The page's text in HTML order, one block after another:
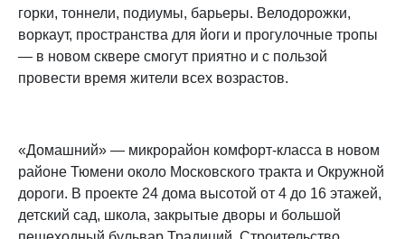
горки, тоннели, подиумы, барьеры. Велодорожки,
воркаут, пространства для йоги и прогулочные тропы
— в новом сквере смогут приятно и с пользой
провести время жители всех возрастов.
«Домашний» — микрорайон комфорт-класса в новом
районе Тюмени около Московского тракта и Окружной
дороги. В проекте 24 дома высотой от 4 до 16 этажей,
детский сад, школа, закрытые дворы и большой